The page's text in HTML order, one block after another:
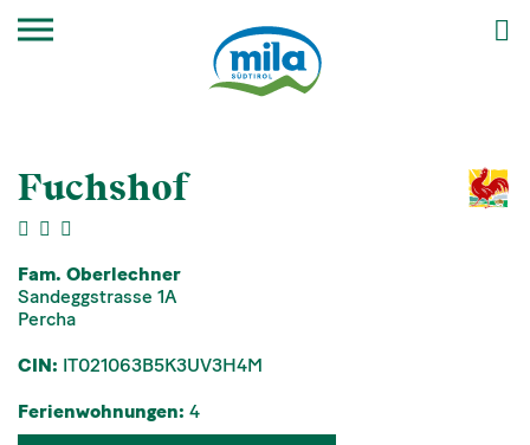
Fuchshof
Fam. Oberlechner
Sandeggstrasse 1A
Percha
CIN: IT021063B5K3UV3H4M
Ferienwohnungen: 4